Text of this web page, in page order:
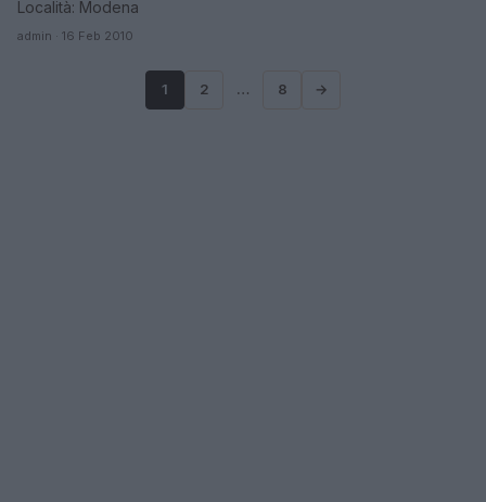
Località: Modena
admin · 16 Feb 2010
1 2 … 8 →